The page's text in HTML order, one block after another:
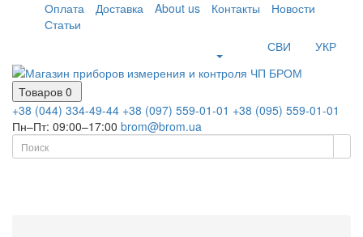
Оплата Доставка About us Контакты
Новости
Статьи
СВИ
УКР
Товаров 0
+38 (044) 334-49-44 +38 (097) 559-01-01 +38 (095) 559-01-01
Пн–Пт: 09:00–17:00 brom@brom.ua